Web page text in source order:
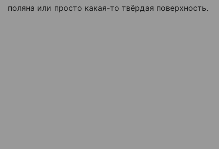
поляна или просто какая-то твёрдая поверхность.